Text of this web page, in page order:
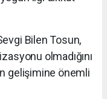
Bilen Tosun,
olmadığını
gelişimine önemli